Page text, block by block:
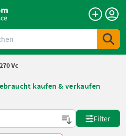
Vc
kaufen & verkaufen
Filter